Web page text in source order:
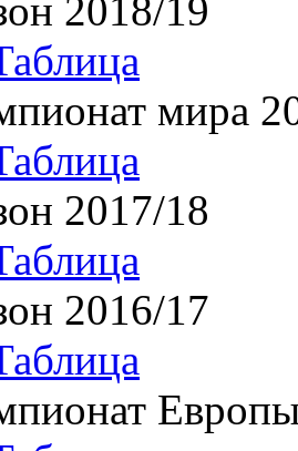
2018/19
мира
2017/18
2016/17